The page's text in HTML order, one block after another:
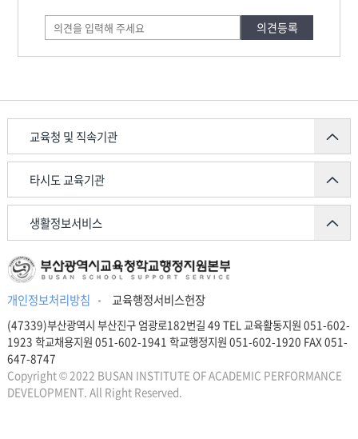
교육청 및 직속기관
타시도 교육기관
생활정보서비스
개인정보처리방침 교육행정서비스헌장
(47339)부산광역시 부산진구 엄광로182번길 49 TEL 교육활동지원 051-602-
1923 학교채용지원 051-602-1941 학교행정지원 051-602-1920 FAX 051-
647-8747
Copyright © 2022 BUSAN INSTITUTE OF ACADEMIC PERFORMANCE
DEVELOPMENT. All Right Reserved.